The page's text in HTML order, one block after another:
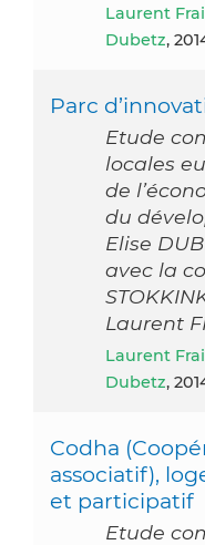
Laurent
Dubetz,
Parc
Etude
locales
de
du
Elise
avec la
Laurent
Laurent
Dubetz,
Codha
associatif),
et participatif
Etude